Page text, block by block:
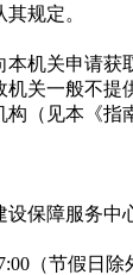
规定。
机关申请
关一般不提
（见本《
保障服务中
（节假日除